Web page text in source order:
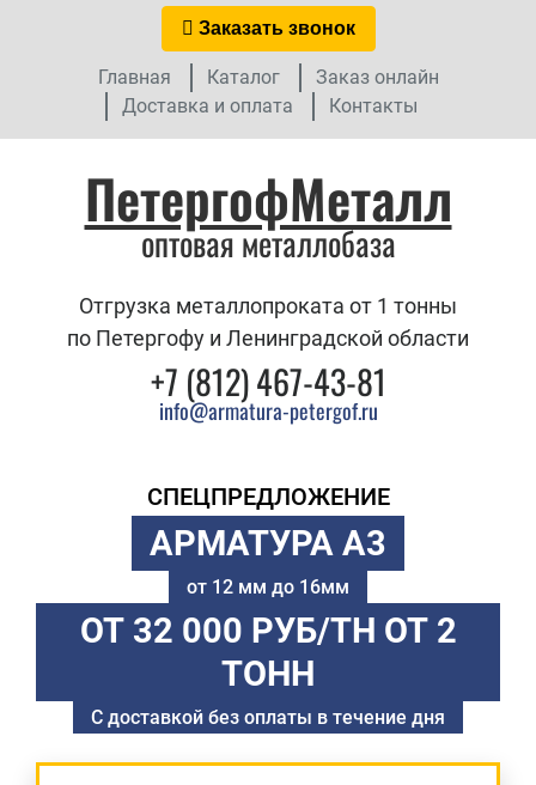
Заказать звонок
Главная Каталог
Заказ онлайн
Доставка и оплата
Контакты
ПетергофМеталл
оптовая металлобаза
Отгрузка металлопроката от 1 тонны
по Петергофу и Ленинградской области
+7 (812) 467-43-81
info@armatura-petergof.ru
СПЕЦПРЕДЛОЖЕНИЕ
АРМАТУРА А3
от 12 мм до 16мм
ОТ 32 000 РУБ/ТН ОТ 2
ТОНН
С доставкой без оплаты в течение дня